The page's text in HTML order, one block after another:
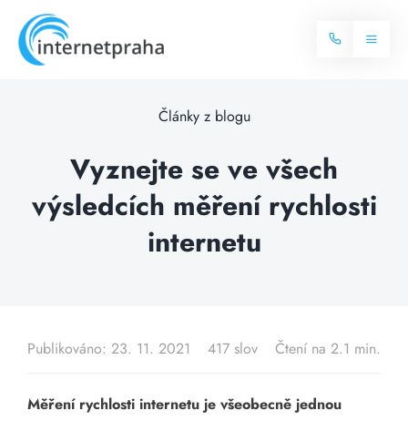
content
Toggle
Balíčky internetu
Více o internetu
Televize
Články z blogu
Vyznejte se ve všech
výsledcích měření rychlosti
internetu
Publikováno: 23. 11. 2021 417 slov Čtení na 2.1 min.
Měření rychlosti internetu je všeobecně jednou